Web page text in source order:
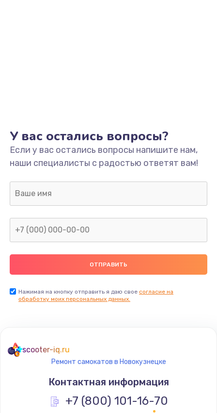
У вас остались вопросы?
Если у вас остались вопросы напишите нам,
наши специалисты с радостью ответят вам!
Нажимая на кнопку отправить я даю свое согласие на
обработку моих персональных данных.
scooter-iq.ru
Ремонт самокатов в Новокузнецке
Контактная информация
+7 (800) 101-16-70